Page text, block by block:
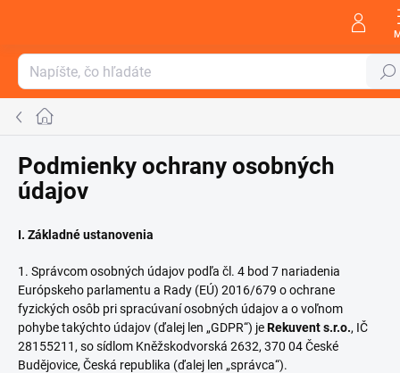
Domov
Podmienky ochrany osobných
údajov
I. Základné ustanovenia
1. Správcom osobných údajov podľa čl. 4 bod 7 nariadenia
Európskeho parlamentu a Rady (EÚ) 2016/679 o ochrane
fyzických osôb pri spracúvaní osobných údajov a o voľnom
pohybe takýchto údajov (ďalej len „GDPR“) jeRekuvent s.r.o., IČ
28155211, so sídlom Kněžskodvorská 2632, 370 04 České
Budějovice, Česká republika (ďalej len „správca“).